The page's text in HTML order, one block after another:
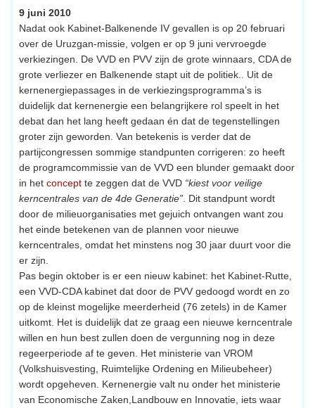
9 juni 2010
Nadat ook Kabinet-Balkenende IV gevallen is op 20 februari
over de Uruzgan-missie, volgen er op 9 juni vervroegde
verkiezingen. De VVD en PVV zijn de grote winnaars, CDA de
grote verliezer en Balkenende stapt uit de politiek.. Uit de
kernenergiepassages in de verkiezingsprogramma’s is
duidelijk dat kernenergie een belangrijkere rol speelt in het
debat dan het lang heeft gedaan én dat de tegenstellingen
groter zijn geworden. Van betekenis is verder dat de
partijcongressen sommige standpunten corrigeren: zo heeft
de programcommissie van de VVD een blunder gemaakt door
in het concept te zeggen dat de VVD “kiest voor veilige
kerncentrales van de 4de Generatie” . Dit standpunt wordt
door de milieuorganisaties met gejuich ontvangen want zou
het einde betekenen van de plannen voor nieuwe
kerncentrales, omdat het minstens nog 30 jaar duurt voor die
er zijn.
Pas begin oktober is er een nieuw kabinet: het Kabinet-Rutte,
een VVD-CDA kabinet dat door de PVV gedoogd wordt en zo
op de kleinst mogelijke meerderheid (76 zetels) in de Kamer
uitkomt. Het is duidelijk dat ze graag een nieuwe kerncentrale
willen en hun best zullen doen de vergunning nog in deze
regeerperiode af te geven. Het ministerie van VROM
(Volkshuisvesting, Ruimtelijke Ordening en Milieubeheer)
wordt opgeheven. Kernenergie valt nu onder het ministerie
van Economische Zaken,Landbouw en Innovatie, iets waar